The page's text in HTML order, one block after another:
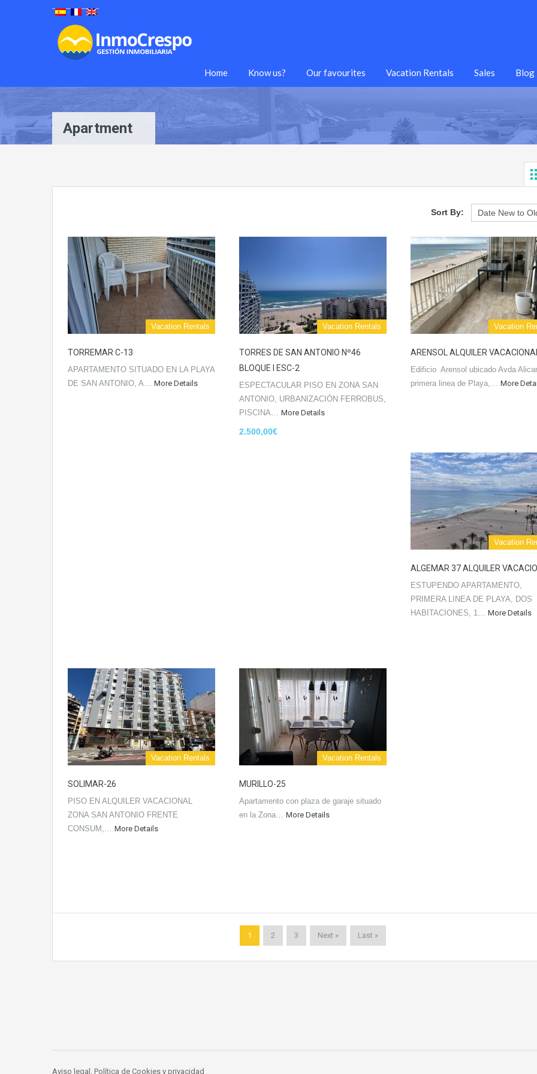
Home Know us? Our favourites Vacation Rentals Sales Blog
Apartment
Sort By:
Vacation Rentals
TORREMAR C-13
APARTAMENTO SITUADO EN LA PLAYA
DE SAN ANTONIO, A… More Details
Vacation Rentals
TORRES DE SAN ANTONIO Nº46
BLOQUE I ESC-2
ESPECTACULAR PISO EN ZONA SAN
ANTONIO, URBANIZACIÓN FERROBUS,
PISCINA… More Details
2.500,00€
Vacation
ARENSOL ALQUILER VACACIONAL
Edificio Arensol ubicado Avda
primera linea de Playa,… More
Vacation
ALGEMAR 37 ALQUILER
ESTUPENDO APARTAMENTO,
PRIMERA LINEA DE PLAYA, DOS
HABITACIONES, 1… More Details
Vacation Rentals
SOLIMAR-26
PISO EN ALQUILER VACACIONAL
ZONA SAN ANTONIO FRENTE
CONSUM,… More Details
Vacation Rentals
MURILLO-25
Apartamento con plaza de garaje situado
en la Zona… More Details
1 2 3 Next » Last »
Aviso legal, Política de Cookies y privacidad